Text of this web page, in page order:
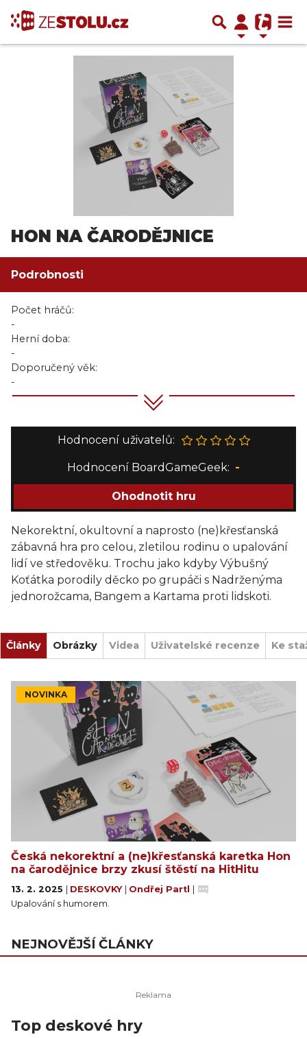
HON NA ČARODĚJNICE
Podrobnosti
Počet hráčů:
-
Herní doba:
-
Doporučený věk:
-
Hodnocení uživatelů:
Hodnocení BoardGameGeek: -
Ohodnotit hru
Nekorektní, okultovní a naprosto (ne)křesťanská
zábavná hra pro celou, zletilou rodinu o upalování
lidí ve středověku. Trochu jako kdyby Výbušný
Koťátka porodily děcko po grupáči s Nadrženýma
jednorožcama, Bangem a Kartama proti lidskoti.
Články Obrázky Videa Uživatelské recenze Ke
NOVINKA
Česká nekorektní a (ne)křesťanská karetka Hon
na čarodějnice brzy zkusí štěstí na HitHitu
13. 2. 2025 DESKOVKY Ondřej Partl
Upalování s humorem.
NEJNOVĚJŠÍ ČLÁNKY
Top deskové hry